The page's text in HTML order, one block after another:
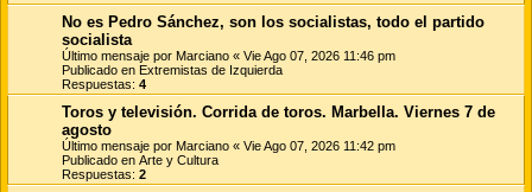
No es Pedro Sánchez, son los socialistas, todo el partido
socialista
Último mensaje por Marciano « Vie Ago 07, 2026 11:46 pm
Publicado en Extremistas de Izquierda
Respuestas: 4
Toros y televisión. Corrida de toros. Marbella. Viernes 7 de
agosto
Último mensaje por Marciano « Vie Ago 07, 2026 11:42 pm
Publicado en Arte y Cultura
Respuestas: 2